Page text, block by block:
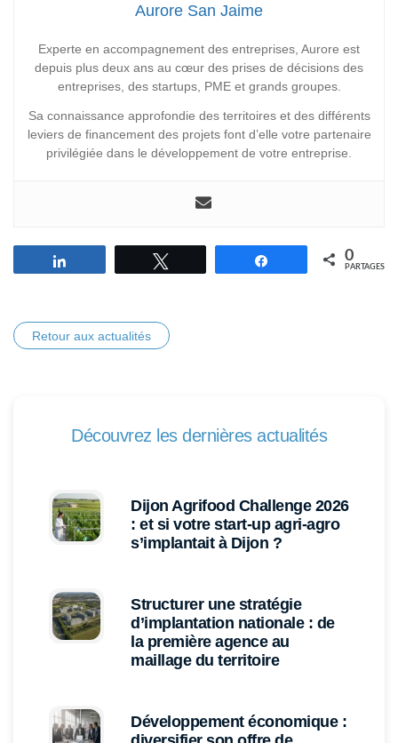
Aurore San Jaime
Experte en accompagnement des entreprises, Aurore est
depuis plus deux ans au cœur des prises de décisions des
entreprises, des startups, PME et grands groupes.
Sa connaissance approfondie des territoires et des différents
leviers de financement des projets font d’elle votre partenaire
privilégiée dans le développement de votre entreprise.
Partagez 0
PARTAGES
Retour aux actualités
Découvrez les dernières actualités
Dijon Agrifood Challenge 2026
: et si votre start-up agri-agro
s’implantait à Dijon ?
Structurer une stratégie
d’implantation nationale : de
la première agence au
maillage du territoire
Développement économique :